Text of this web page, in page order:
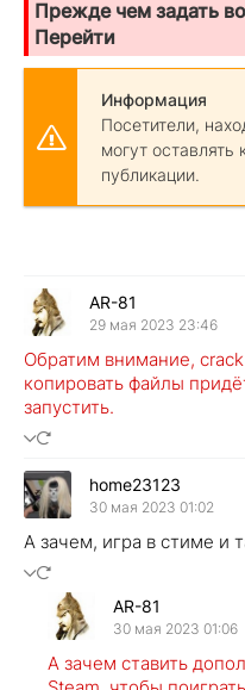
Прежде чем задать
Перейти
Информация
Посетители,
могут оставлять
публикации.
AR-81
29 мая 2023 23:46
Обратим внимание,
копировать файлы
запустить.
home23123
30 мая 2023 01:02
А зачем, игра в стиме и
AR-81
30 мая 2023 01:06
А зачем ставить